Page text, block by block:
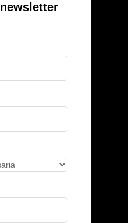
newsletter